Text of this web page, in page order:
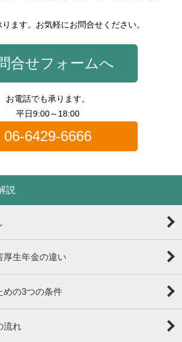
ます。お気軽にお問合せください。
合せフォームへ
お電話でも承ります。
平日9:00～18:00
06-6429-6666
説
厚生年金の違い
めの3つの条件
流れ